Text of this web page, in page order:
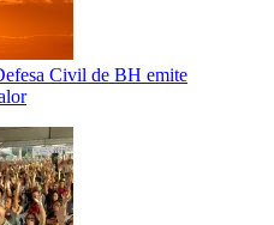
Civil de BH emite